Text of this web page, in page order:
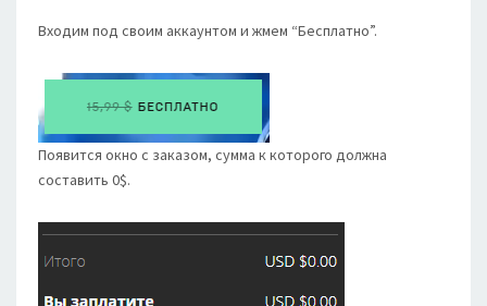
Входим под своим аккаунтом и жмем “Бесплатно”.
Появится окно с заказом, сумма к которого должна
составить 0$.